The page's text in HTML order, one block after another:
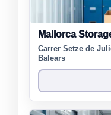
Mallorca
Carrer Setze de
Balears